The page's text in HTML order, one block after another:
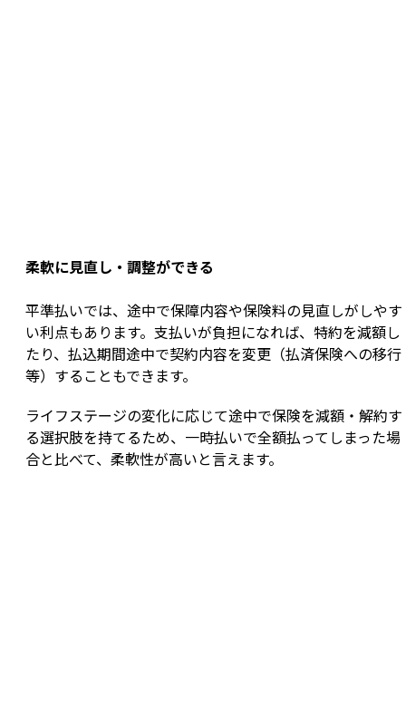
柔軟に見直し・調整ができる
平準払いでは、途中で保障内容や保険料の見直しがしやす
い利点もあります。支払いが負担になれば、特約を減額し
たり、払込期間途中で契約内容を変更（払済保険への移行
等）することもできます。
ライフステージの変化に応じて途中で保険を減額・解約す
る選択肢を持てるため、一時払いで全額払ってしまった場
合と比べて、柔軟性が高いと言えます。